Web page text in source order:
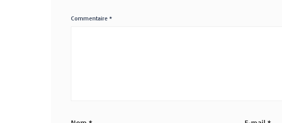
Commentaire *